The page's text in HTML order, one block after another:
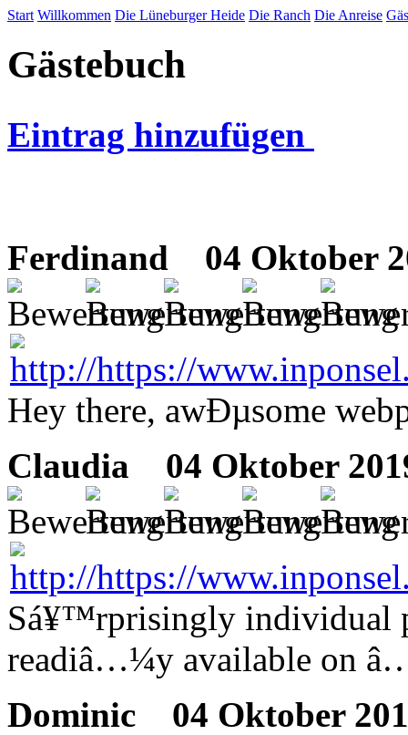
Start Willkommen Die Lüneburger Heide Die Ranch Die Anreise
Gästebuch
Eintrag hinzufügen
Ferdinand 04 Oktober
Hey there, awÐµsome
Claudia
04 Oktober
Sá¥™rprisingly individual
readiâ…¼y available on
Dominic
04 Oktober